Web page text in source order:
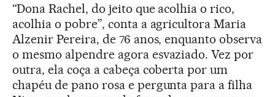
“Dona Rachel, do jeito que acolhia o rico,
acolhia o pobre”, conta a agricultora Maria
Alzenir Pereira, de 76 anos, enquanto observa
o mesmo alpendre agora esvaziado. Vez por
outra, ela coça a cabeça coberta por um
chapéu de pano rosa e pergunta para a filha